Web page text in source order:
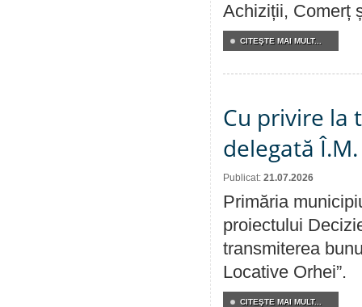
Achiziții, Comerț
CITEŞTE MAI MULT...
Cu privire la
delegată
Publicat: 21.07.2026
Primăria
proiectului
transmiterea
Locative Orhei”.
CITEŞTE MAI MULT...